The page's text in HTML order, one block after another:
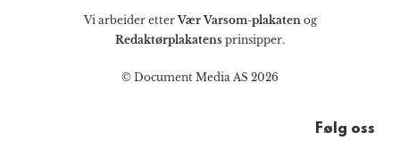
Vi arbeider etterVær Varsom-plakatenog
Redaktørplakatens prinsipper.
© Document Media AS 2026
Følg oss